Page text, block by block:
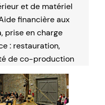
et de matériel
financière aux
prise en charge
: restauration,
de co-production